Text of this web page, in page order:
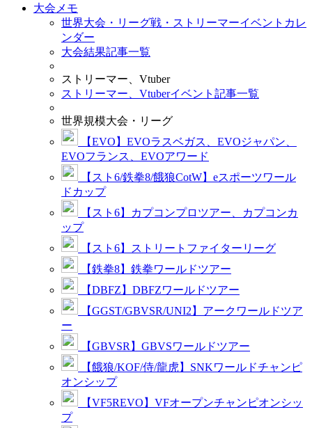
大会メモ
世界大会・リーグ戦・ストリーマーイベントカレ
ンダー
大会結果記事一覧
ストリーマー、Vtuber
ストリーマー、Vtuberイベント記事一覧
世界規模大会・リーグ
【EVO】EVOラスベガス、EVOジャパン、
EVOフランス、EVOアワード
【スト6/鉄拳8/餓狼CotW】eスポーツワール
ドカップ
【スト6】カプコンプロツアー、カプコンカ
ップ
【スト6】ストリートファイターリーグ
【鉄拳8】鉄拳ワールドツアー
【DBFZ】DBFZワールドツアー
【GGST/GBVSR/UNI2】アークワールドツア
ー
【GBVSR】GBVSワールドツアー
【餓狼/KOF/侍/龍虎】SNKワールドチャンピ
オンシップ
【VF5REVO】VFオープンチャンピオンシッ
プ